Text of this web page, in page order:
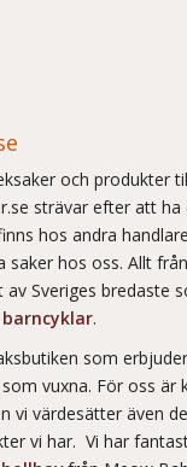
och produkter
strävar efter att
hos andra
saker hos oss. Allt
av Sveriges bredaste
barncyklar.
som
vuxna. För oss är
vi värdesätter även
vi har. Vi har